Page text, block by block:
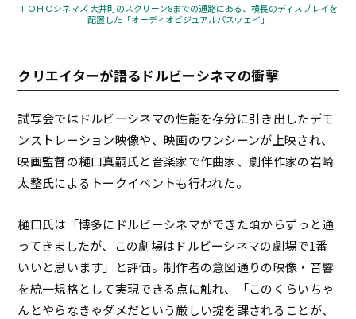
ＴＯＨＯシネマズ 大井町のスクリーン8までの通路にある、横長のディスプレイを
配置した「オーディオビジュアルパスウェイ」
クリエイターが語るドルビーシネマの衝撃
試写会ではドルビーシネマの性能を存分に引き出したデモ
ンストレーション映像や、映画のワンシーンが上映され、
映画監督の樋口真嗣氏と音楽家で作曲家、劇伴作家の岩崎
太整氏によるトークイベントも行われた。
樋口氏は「博多にドルビーシネマができた頃からずっと通
ってきましたが、この劇場はドルビーシネマの劇場で1番
いいと思います」と評価。制作者の意図通りの映像・音響
を統一規格として実現できる点に触れ、「このくらいちゃ
んとやらなきゃダメだという厳しい掟を課されることが、